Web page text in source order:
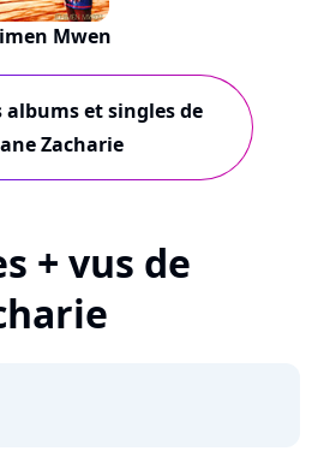
Mwen
albums et singles de
Zacharie
+ vus de